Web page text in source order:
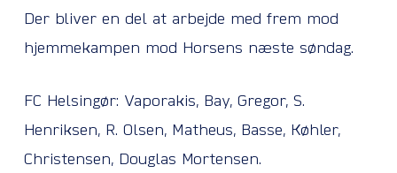
Der bliver en del at arbejde med frem mod
hjemmekampen mod Horsens næste søndag.
FC Helsingør: Vaporakis, Bay, Gregor, S.
Henriksen, R. Olsen, Matheus, Basse, Køhler,
Christensen, Douglas Mortensen.